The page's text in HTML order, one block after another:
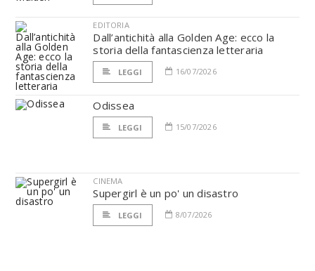
EDITORIA
Dall’antichità alla Golden Age: ecco la
storia della fantascienza letteraria
LEGGI 16/07/2026
Odissea
LEGGI 15/07/2026
CINEMA
Supergirl è un po' un disastro
LEGGI 8/07/2026